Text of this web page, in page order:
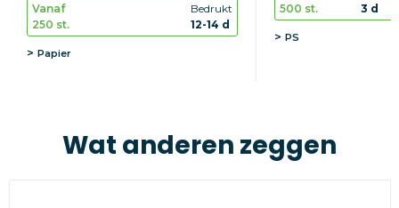
Vanaf
250 st.
Bedrukt
12-14 d
Papier
500 st.
3 d
PS
Wat anderen zeggen